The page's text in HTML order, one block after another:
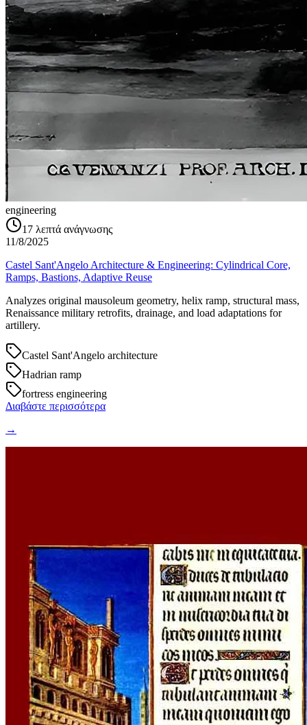
engineering
17 λεπτά ανάγνωσης
11/8/2025
Castel Sant'Angelo Architecture & Engineering: Cylindrical Core,
Ramps, Bastions, Adaptive Reuse
Analyzes original mausoleum geometry, helix ramp, structural mass,
Renaissance military retrofits, drainage, and load adaptations for
artillery.
Castel Sant'Angelo architecture
Hadrian ramp
fortress engineering
Διαβάστε περισσότερα
→